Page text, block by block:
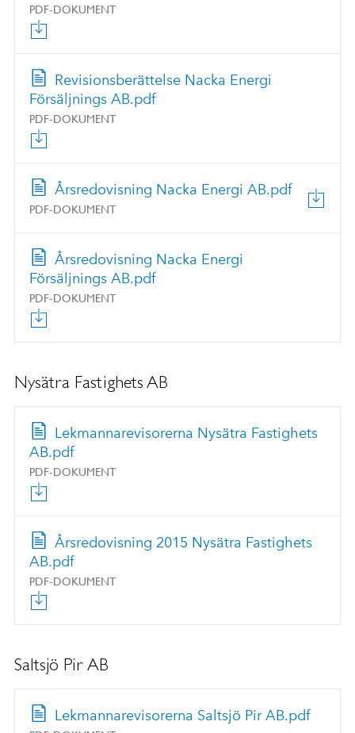
PDF-DOKUMENT
Revisionsberättelse Nacka Energi
Försäljnings AB.pdf
PDF-DOKUMENT
Årsredovisning Nacka Energi AB.pdf
PDF-DOKUMENT
Årsredovisning Nacka Energi
Försäljnings AB.pdf
PDF-DOKUMENT
Nysätra Fastighets AB
Lekmannarevisorerna Nysätra Fastighets
AB.pdf
PDF-DOKUMENT
Årsredovisning 2015 Nysätra Fastighets
AB.pdf
PDF-DOKUMENT
Saltsjö Pir AB
Lekmannarevisorerna Saltsjö Pir AB.pdf